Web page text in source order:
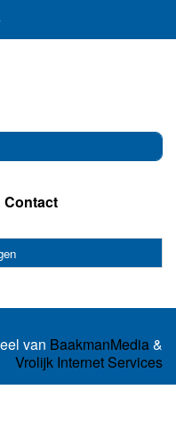
Contact
van BaakmanMedia&
Vrolijk Internet Services